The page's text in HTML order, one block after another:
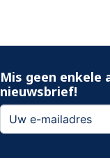
Mis geen enkele
nieuwsbrief!